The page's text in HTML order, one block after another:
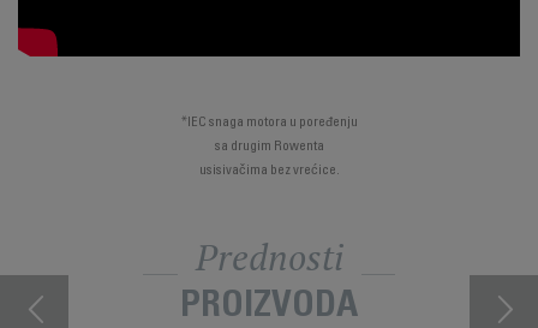
*IEC snaga motora u poređenju
sa drugim Rowenta
usisivačima bez vrećice.
Prednosti
PROIZVODA